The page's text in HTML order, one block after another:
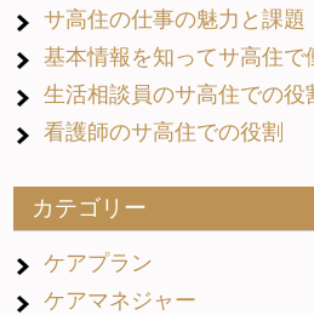
サ高住の仕事の魅力と課題
基本情報を知ってサ高住で
生活相談員のサ高住での役
看護師のサ高住での役割
カテゴリー
ケアプラン
ケアマネジャー